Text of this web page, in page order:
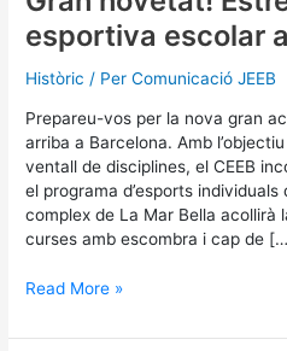
esportiva escolar
Històric / Per Comunicació JEEB
Prepareu-vos per la nova gran
arriba a Barcelona. Amb
ventall de disciplines, el CEEB
el programa d’esports
complex de La Mar Bella acollirà
curses amb escombra i cap de
Read More »